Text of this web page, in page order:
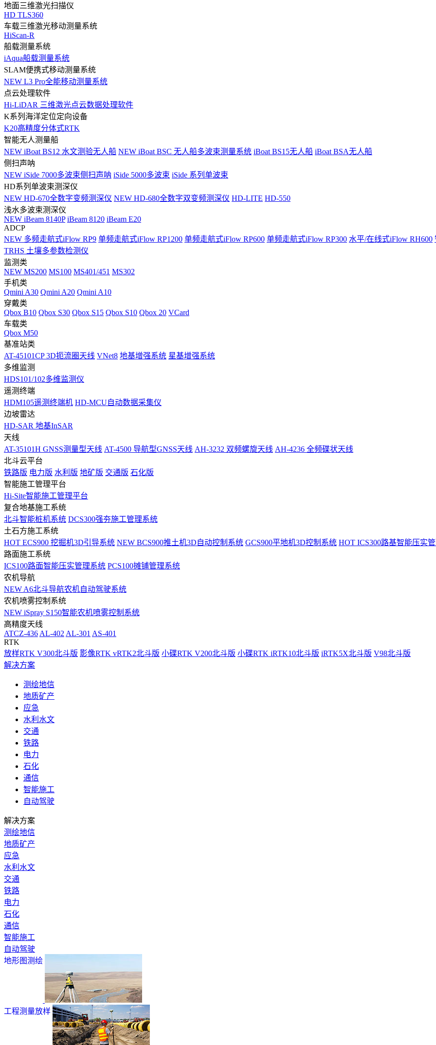
地面三维激光扫描仪
HD TLS360
车载三维激光移动测量系统
HiScan-R
船载测量系统
iAqua船载测量系统
SLAM便携式移动测量系统
NEW L3 Pro全能移动测量系统
点云处理软件
Hi-LiDAR 三维激光点云数据处理软件
K系列海洋定位定向设备
K20高精度分体式RTK
智能无人测量船
NEW iBoat BS12 水文测验无人船 NEW iBoat BSC 无人船多波束测量系统 iBoat BS15无人船 iBoat BSA无人船
侧扫声呐
NEW iSide 7000多波束侧扫声呐 iSide 5000多波束 iSide 系列单波束
HD系列单波束测深仪
NEW HD-670全数字变频测深仪 NEW HD-680全数字双变频测深仪 HD-LITE HD-550
浅水多波束测深仪
NEW iBeam 8140P iBeam 8120 iBeam E20
ADCP
NEW 多频走航式iFlow RP9 单频走航式iFlow RP1200 单频走航式iFlow RP600 单频走航式iFlow RP300 水平/在线式iFlow RH600
TRHS 土壤多参数检测仪
监测类
NEW MS200 MS100 MS401/451 MS302
手机类
Qmini A30 Qmini A20 Qmini A10
穿戴类
Qbox B10 Qbox S30 Qbox S15 Qbox S10 Qbox 20 VCard
车载类
Qbox M50
基准站类
AT-45101CP 3D扼流圈天线 VNet8 地基增强系统 星基增强系统
多维监测
HDS101/102多维监测仪
遥测终端
HDM105遥测终端机 HD-MCU自动数据采集仪
边坡雷达
HD-SAR 地基InSAR
天线
AT-35101H GNSS测量型天线 AT-4500 导航型GNSS天线 AH-3232 双频螺旋天线 AH-4236 全频碟状天线
北斗云平台
铁路版 电力版 水利版 地矿版 交通版 石化版
智能施工管理平台
Hi-Site智能施工管理平台
复合地基施工系统
北斗智能桩机系统 DCS300强夯施工管理系统
土石方施工系统
HOT ECS900 挖掘机3D引导系统 NEW BCS900推土机3D自动控制系统 GCS900平地机3D控制系统 HOT ICS300路基智能压实
路面施工系统
ICS100路面智能压实管理系统 PCS100摊铺管理系统
农机导航
NEW A6北斗导航农机自动驾驶系统
农机喷雾控制系统
NEW iSpray S150智能农机喷雾控制系统
高精度天线
ATCZ-436 AL-402 AL-301 AS-401
RTK
放样RTK V300北斗版 影像RTK vRTK2北斗版 小碟RTK V200北斗版 小碟RTK iRTK10北斗版 iRTK5X北斗版 V98北斗版
解决方案
测绘地信
地质矿产
应急
水利水文
交通
铁路
电力
石化
通信
智能施工
自动驾驶
解决方案
测绘地信
地质矿产
应急
水利水文
交通
铁路
电力
石化
通信
智能施工
自动驾驶
地形图测绘
工程测量放样